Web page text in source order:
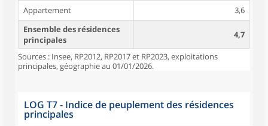
Appartement
3,6
Ensemble des résidences
principales
4,7
Sources : Insee, RP2012, RP2017 et RP2023, exploitations
principales, géographie au 01/01/2026.
LOG T7 - Indice de peuplement des résidences
principales